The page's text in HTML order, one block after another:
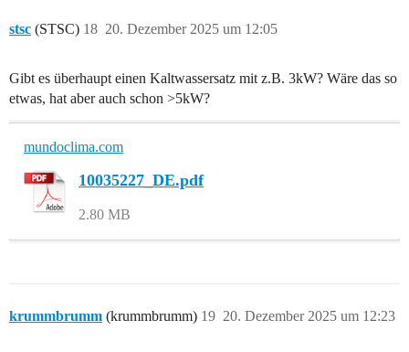
stsc (STSC) 20. Dezember 2025 um 12:05
18
Gibt es überhaupt einen Kaltwassersatz mit z.B. 3kW? Wäre das so
etwas, hat aber auch schon >5kW?
mundoclima.com
10035227_DE.pdf
2.80 MB
krummbrumm (krummbrumm) 20. Dezember 2025 um 12:23
19